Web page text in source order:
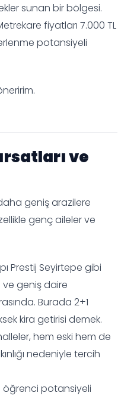
sunan bir bölgesi.
fiyatları 7.000 TL
potansiyeli
ve
geniş arazilere
genç aileler ve
Prestij Seyirtepe gibi
ve geniş daire
Burada 2+1
kira getirisi demek.
hem eski hem de
nedeniyle tercih
öğrenci potansiyeli